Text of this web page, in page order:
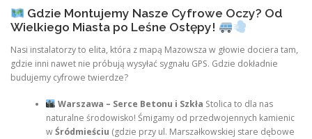
Gdzie Montujemy Nasze Cyfrowe Oczy? Od
Wielkiego Miasta po Leśne Ostępy!
Nasi instalatorzy to elita, która z mapą Mazowsza w głowie dociera tam,
gdzie inni nawet nie próbują wysyłać sygnału GPS. Gdzie dokładnie
budujemy cyfrowe twierdze?
Warszawa – Serce Betonu i Szkła Stolica to dla nas
naturalne środowisko! Śmigamy od przedwojennych kamienic
wŚródmieściu (gdzie przy ul. Marszałkowskiej stare dębowe